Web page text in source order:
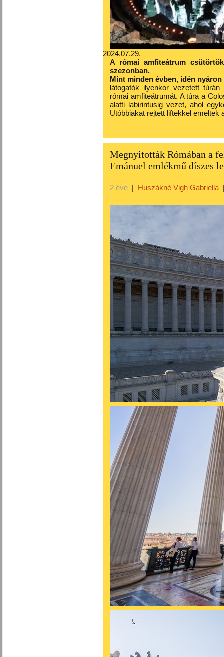
2024.07.29.
A római amfiteátrum
szezonban.
Mint minden évben, idén
látogatók ilyenkor vezetett
római amfiteátrumát. A túra a
alatti labirintusig vezet, ahol
Utóbbiakat rejtett liftekkel emeltek
Megnyitották Rómában a
Emánuel emlékmű díszes
2 éve | Huszákné Vigh Gabriella